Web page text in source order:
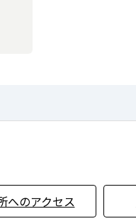
へのアクセス